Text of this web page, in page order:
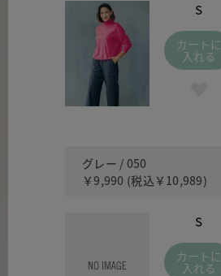
S
カートに
入れる
グレー / 050
￥9,990 (税込 ￥10,989)
S
カートに
入れる